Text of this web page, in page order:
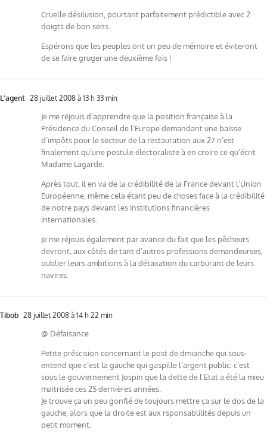
Cruelle désilusion, pourtant parfaitement prédictible avec 2
doigts de bon sens.
Espérons que les peuples ont un peu de mémoire et éviteront
de se faire gruger une deuxième fois !
L'agent 28 juillet 2008 à 13 h 33 min
Je me réjouis d’apprendre que la position française à la
Présidence du Conseil de l’Europe demandant une baisse
d’impôts pour le secteur de la restauration aux 27 n’est
finalement qu’une postule électoraliste à en croire ce qu’écrit
Madame Lagarde.
Après tout, il en va de la crédibilité de la France devant l’Union
Européenne, même cela étant peu de choses face à la crédibilité
de notre pays devant les institutions financières
internationales.
Je me réjouis également par avance du fait que les pêcheurs
devront, aux côtés de tant d’autres professions demandeurses,
oublier leurs ambitions à la détaxation du carburant de leurs
navires.
Tibob 28 juillet 2008 à 14 h 22 min
@ Défaisance
Petite préscision concernant le post de dmianche qui sous-
entend que c’est la gauche qui gaspille l’argent public: c’est
sous le gouvernement Jospin que la dette de l’Etat a été la mieu
maitrisée ces 25 dernières années.
Je trouve ça un peu gonflé de toujours mettre ça sur le dos de la
gauche, alors que la droite est aux rsponsablilités depuis un
petit moment.